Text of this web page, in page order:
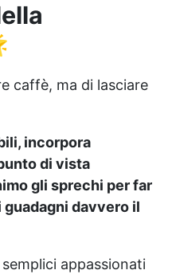
caffè, ma di lasciare
incorpora
di vista
gli sprechi per far
davvero il
appassionati